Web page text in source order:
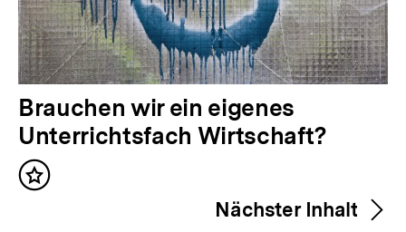
V
o
r
h
Brauchen wir ein eigenes
Unterrichtsfach Wirtschaft?
Inhalt
Nächster Inhalt